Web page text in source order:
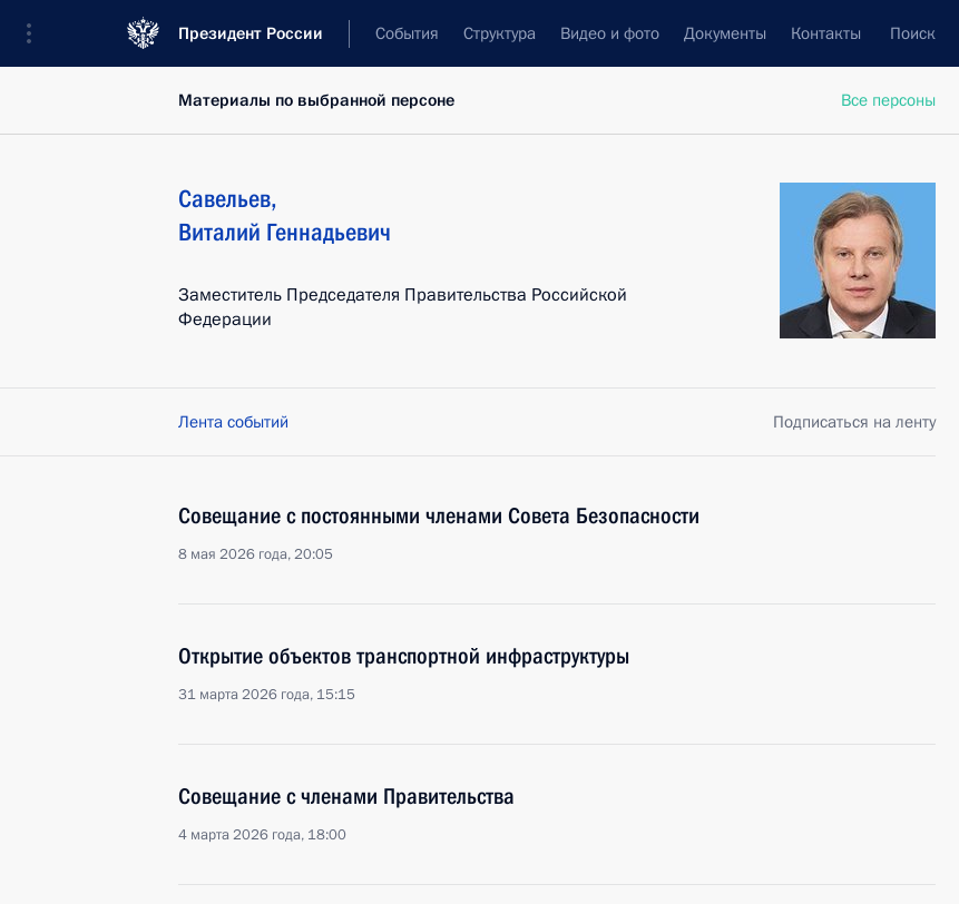
Президент России События Структура Видео и фото Документы Контакты Поиск
Все персоны
Материалы по выбранной персоне
Савельев,
Виталий Геннадьевич
Заместитель Председателя Правительства Российской
Федерации
Лента событий Подписаться на ленту
Совещание с постоянными членами Совета Безопасности
8 мая 2026 года, 20:05
Открытие объектов транспортной инфраструктуры
31 марта 2026 года, 15:15
Совещание с членами Правительства
4 марта 2026 года, 18:00